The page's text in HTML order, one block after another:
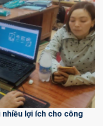
lợi ích cho công